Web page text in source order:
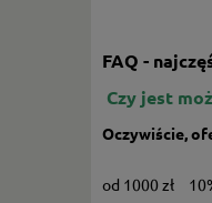
FAQ -
Czy jest
Oczywiście,
od 1000 zł